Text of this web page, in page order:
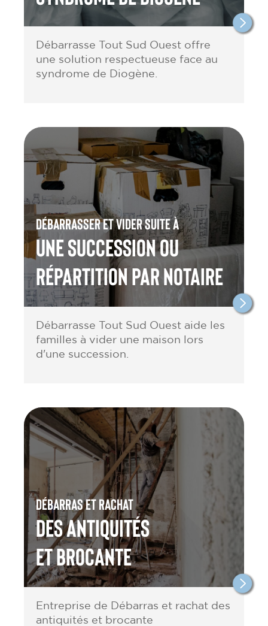
Débarrasse Tout Sud Ouest offre
une solution respectueuse face au
syndrome de Diogène.
Débarrasser et vider suite à
une Succession ou
répartition par notaire
Débarrasse Tout Sud Ouest aide les
familles à vider une maison lors
d'une succession.
Débarras et rachat
des antiquités
et brocante
Entreprise de Débarras et rachat des
antiquités et brocante